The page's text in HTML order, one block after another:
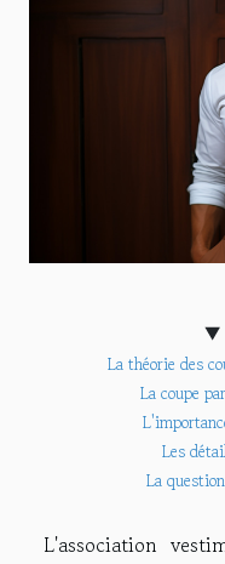
La théorie des
La coupe
Les
La
L'association